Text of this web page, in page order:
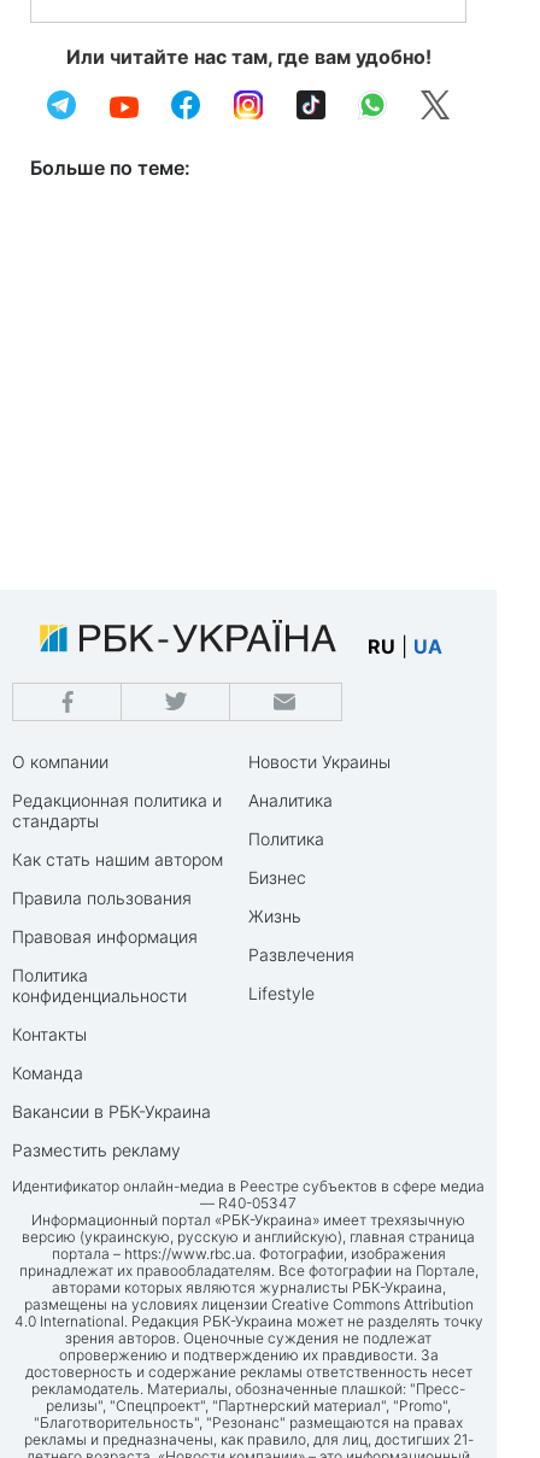
Или читайте нас там, где вам удобно!
Больше по теме:
RU UA
О компании
Редакционная политика и
стандарты
Как стать нашим автором
Правила пользования
Правовая информация
Политика
конфиденциальности
Контакты
Команда
Вакансии в РБК-Украина
Разместить рекламу
Новости Украины
Аналитика
Политика
Бизнес
Жизнь
Развлечения
Lifestyle
Идентификатор онлайн-медиа в Реестре субъектов в сфере медиа
— R40-05347
Информационный портал «РБК-Украина» имеет трехязычную
версию (украинскую, русскую и английскую), главная страница
портала – https://www.rbc.ua. Фотографии, изображения
принадлежат их правообладателям. Все фотографии на Портале,
авторами которых являются журналисты РБК-Украина,
размещены на условиях лицензии Creative Commons Attribution
4.0 International. Редакция РБК-Украина может не разделять точку
зрения авторов. Оценочные суждения не подлежат
опровержению и подтверждению их правдивости. За
достоверность и содержание рекламы ответственность несет
рекламодатель. Материалы, обозначенные плашкой: "Пресс-
релизы", "Спецпроект", "Партнерский материал", "Promo",
"Благотворительность", "Резонанс" размещаются на правах
рекламы и предназначены, как правило, для лиц, достигших 21-